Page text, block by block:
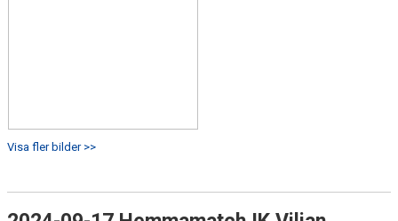
Visa fler bilder >>